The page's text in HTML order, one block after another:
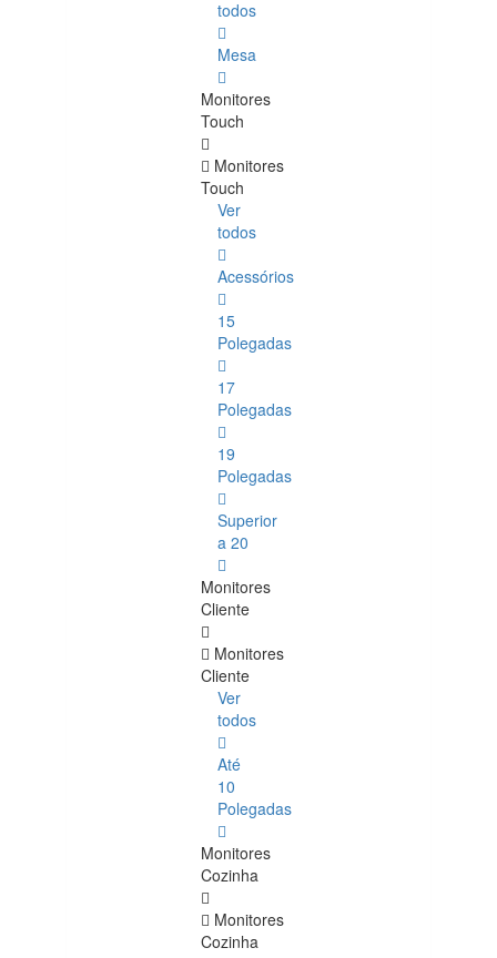
todos
Mesa
Monitores
Touch
Monitores
Touch
Ver
todos
Acessórios
15
Polegadas
17
Polegadas
19
Polegadas
Superior
a 20
Monitores
Cliente
Monitores
Cliente
Ver
todos
Até
10
Polegadas
Monitores
Cozinha
Monitores
Cozinha